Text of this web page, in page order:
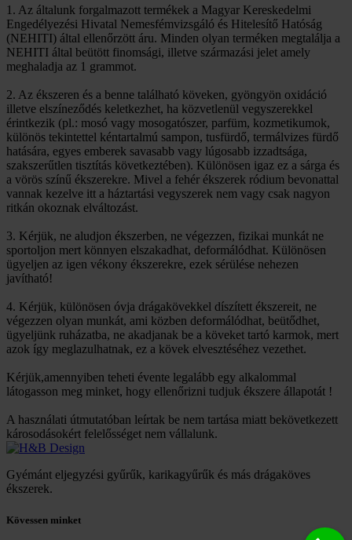
1. Az általunk forgalmazott termékek a Magyar Kereskedelmi
Engedélyezési Hivatal Nemesfémvizsgáló és Hitelesítő Hatóság
(NEHITI) által ellenőrzött áru. Minden olyan terméken megtalálja a
NEHITI által beütött finomsági, illetve származási jelet amely
meghaladja az 1 grammot.
2. Az ékszeren és a benne található köveken, gyöngyön oxidáció
illetve elszíneződés keletkezhet, ha közvetlenül vegyszerekkel
érintkezik (pl.: mosó vagy mosogatószer, parfüm, kozmetikumok,
különös tekintettel kéntartalmú sampon, tusfürdő, termálvizes fürdő
hatására, egyes emberek savasabb vagy lúgosabb izzadtsága,
szakszerűtlen tisztítás következtében). Különösen igaz ez a sárga és
a vörös színű ékszerekre. Mivel a fehér ékszerek ródium bevonattal
vannak kezelve itt a háztartási vegyszerek nem vagy csak nagyon
ritkán okoznak elváltozást.
3. Kérjük, ne aludjon ékszerben, ne végezzen, fizikai munkát ne
sportoljon mert könnyen elszakadhat, deformálódhat. Különösen
ügyeljen az igen vékony ékszerekre, ezek sérülése nehezen
javítható!
4. Kérjük, különösen óvja drágakövekkel díszített ékszereit, ne
végezzen olyan munkát, ami közben deformálódhat, beütődhet,
ügyeljünk ruházatba, ne akadjanak be a köveket tartó karmok, mert
azok így meglazulhatnak, ez a kövek elvesztéséhez vezethet.
Kérjük,amennyiben teheti évente legalább egy alkalommal
látogasson meg minket, hogy ellenőrizni tudjuk ékszere állapotát !
A használati útmutatóban leírtak be nem tartása miatt bekövetkezett
károsodásokért felelősséget nem vállalunk.
Gyémánt eljegyzési gyűrűk, karikagyűrűk és más drágaköves
ékszerek.
Kövessen minket